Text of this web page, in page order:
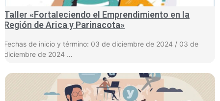
Taller «Fortaleciendo el Emprendimiento en la
Región de Arica y Parinacota»
Fechas de inicio y término: 03 de diciembre de 2024 / 03 de
diciembre de 2024 …